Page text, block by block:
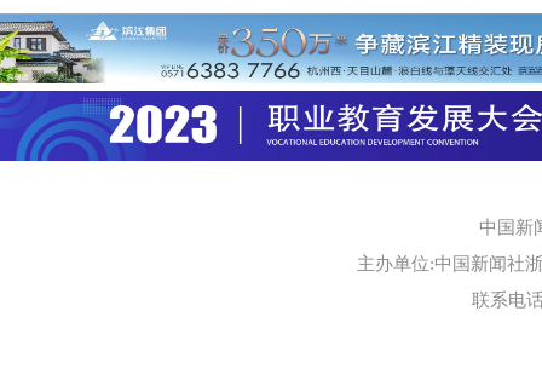
中国新
主办单位:中国新闻社
联系电